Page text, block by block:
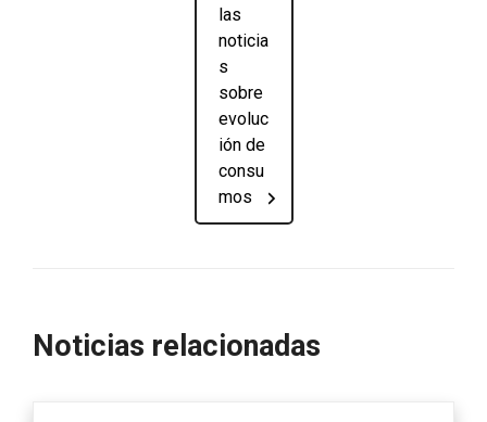
las
noticia
s
sobre
evoluc
ión de
consu
mos
Noticias relacionadas